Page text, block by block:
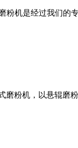
粉机是经过我们的
粉机，以悬辊磨